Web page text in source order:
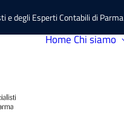
e degli Esperti Contabili di Parma
HomeChi siamo